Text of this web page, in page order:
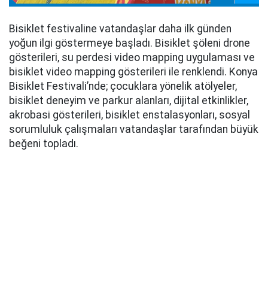
Bisiklet festivaline vatandaşlar daha ilk günden
yoğun ilgi göstermeye başladı. Bisiklet şöleni drone
gösterileri, su perdesi video mapping uygulaması ve
bisiklet video mapping gösterileri ile renklendi. Konya
Bisiklet Festivali’nde; çocuklara yönelik atölyeler,
bisiklet deneyim ve parkur alanları, dijital etkinlikler,
akrobasi gösterileri, bisiklet enstalasyonları, sosyal
sorumluluk çalışmaları vatandaşlar tarafından büyük
beğeni topladı.